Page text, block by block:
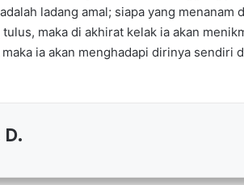
ladang amal; siapa yang menanam
maka di akhirat kelak ia akan
ia akan menghadapi dirinya sendiri